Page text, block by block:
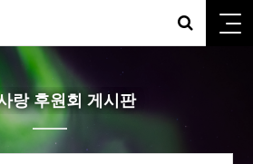
랑 후원회 게시판